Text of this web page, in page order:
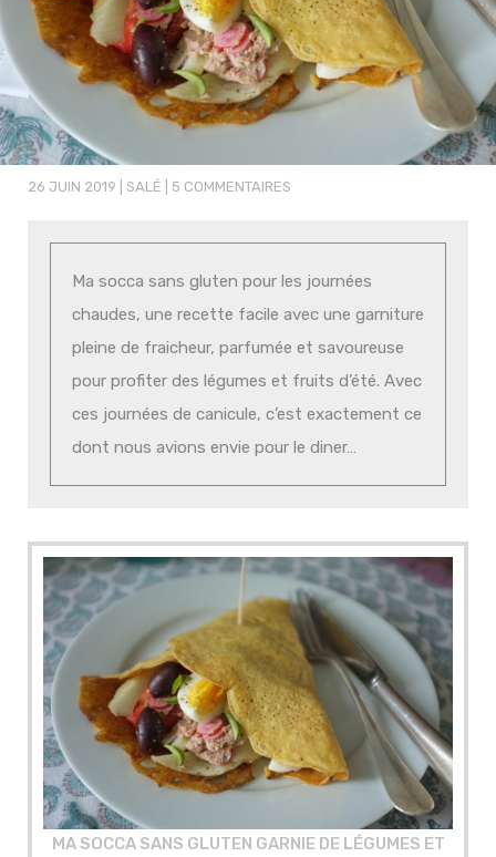
26 JUIN 2019 SALÉ 5 COMMENTAIRES
Ma socca sans gluten pour les journées
chaudes, une recette facile avec une garniture
pleine de fraicheur, parfumée et savoureuse
pour profiter des légumes et fruits d’été. Avec
ces journées de canicule, c’est exactement ce
dont nous avions envie pour le diner…
MA SOCCA SANS GLUTEN GARNIE DE LÉGUMES ET